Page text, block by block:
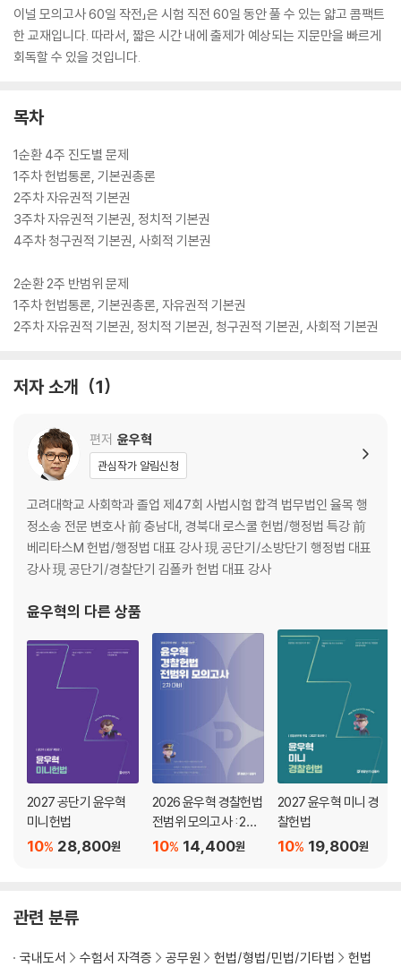
이널 모의고사 60일 작전」은 시험 직전 60일 동안 풀 수 있는 얇고 콤팩트
한 교재입니다. 따라서, 짧은 시간 내에 출제가 예상되는 지문만을 빠르게
회독할 수 있을 것입니다.
목차
1순환 4주 진도별 문제
1주차 헌법통론, 기본권총론
2주차 자유권적 기본권
3주차 자유권적 기본권, 정치적 기본권
4주차 청구권적 기본권, 사회적 기본권
2순환 2주 반범위 문제
1주차 헌법통론, 기본권총론, 자유권적 기본권
2주차 자유권적 기본권, 정치적 기본권, 청구권적 기본권, 사회적 기본권
저자 소개 1
편저 윤우혁
관심작가 알림신청
고려대학교 사회학과 졸업 제47회 사법시험 합격 법무법인 율목 행
정소송 전문 변호사 前 충남대, 경북대 로스쿨 헌법/행정법 특강 前
베리타스M 헌법/행정법 대표 강사 現 공단기/소방단기 행정법 대표
강사 現 공단기/경찰단기 김폴카 헌법 대표 강사
윤우혁의 다른 상품
2027 공단기 윤우혁
미니헌법
28,800원
10%
2026 윤우혁 경찰헌법
전범위 모의고사 : 2차
대비 14,400원
10%
2027 윤우혁 미니 경
찰헌법
19,800원
10%
관련 분류
국내도서 수험서 자격증 공무원 헌법/형법/민법/기타법
헌법